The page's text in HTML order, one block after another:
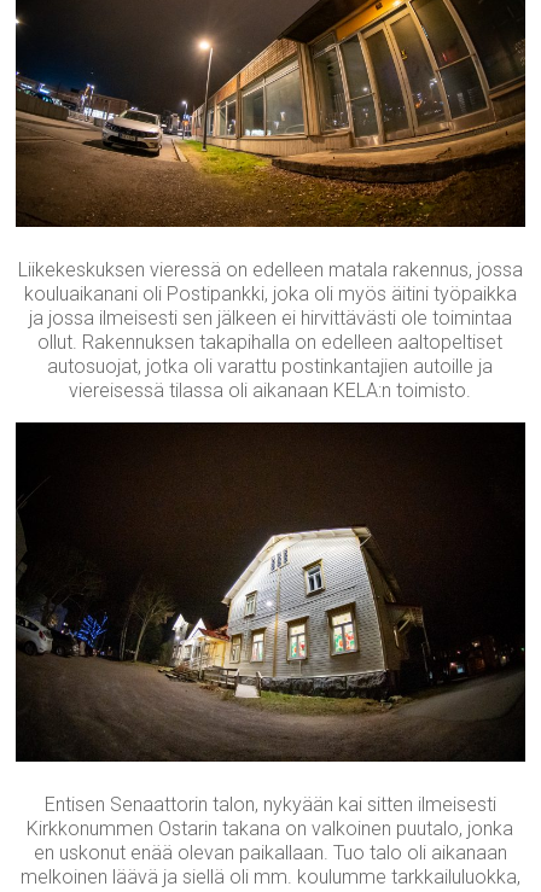
Liikekeskuksen vieressä on edelleen matala rakennus, jossa
kouluaikanani oli Postipankki, joka oli myös äitini työpaikka
ja jossa ilmeisesti sen jälkeen ei hirvittävästi ole toimintaa
ollut. Rakennuksen takapihalla on edelleen aaltopeltiset
autosuojat, jotka oli varattu postinkantajien autoille ja
viereisessä tilassa oli aikanaan KELA:n toimisto.
Entisen Senaattorin talon, nykyään kai sitten ilmeisesti
Kirkkonummen Ostarin takana on valkoinen puutalo, jonka
en uskonut enää olevan paikallaan. Tuo talo oli aikanaan
melkoinen läävä ja siellä oli mm. koulumme tarkkailuluokka,